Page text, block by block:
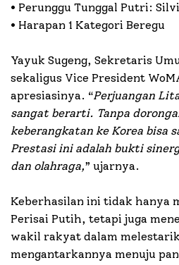
• Perunggu Tunggal Putri:
• Harapan 1 Kategori Beregu
Yayuk Sugeng, Sekretaris
sekaligus Vice President
apresiasinya. “Perjuangan
sangat berarti. Tanpa
keberangkatan ke Korea bisa
Prestasi ini adalah bukti
dan olahraga,” ujarnya.
Keberhasilan ini tidak hanya
Perisai Putih, tetapi juga
wakil rakyat dalam
mengantarkannya menuju